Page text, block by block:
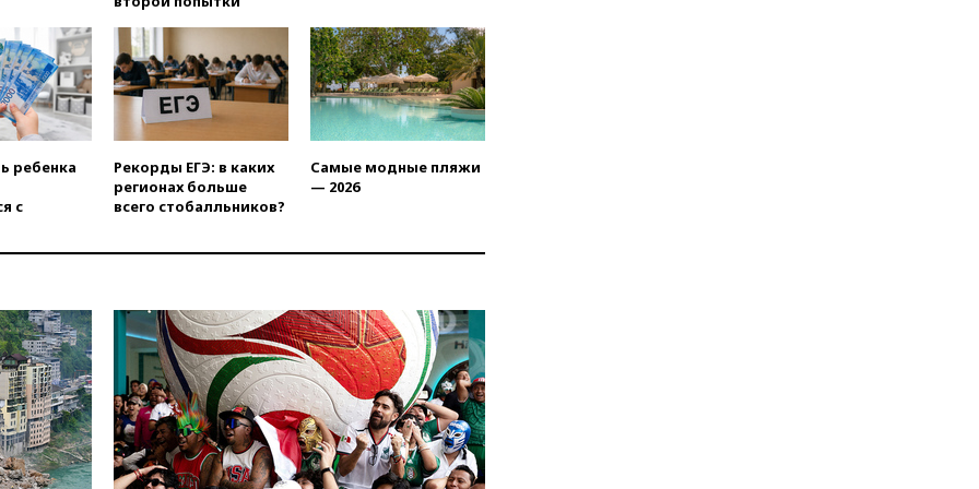
работу
вчера, 19:35WP: Трамп
призвал доноров-
республиканцев поддержать
Вэнса на выборах 2028 года
в РФ превысило максимум
2022 года
порядок присвоения воинских
званий добровольцам
вчера, 18:50Euractiv: восток
Финляндии приходит в упадок
без российских туристов
вчера, 18:35В Жуковском и
аэропорту Геленджика
введены ограничения
ребенка
с
Рекорды ЕГЭ: в каких
регионах больше
всего стобалльников?
Самые модные пляжи
— 2026